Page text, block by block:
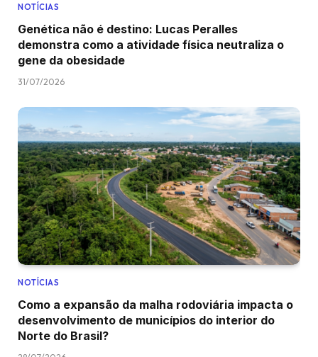
NOTÍCIAS
Genética não é destino: Lucas Peralles
demonstra como a atividade física neutraliza o
gene da obesidade
31/07/2026
NOTÍCIAS
Como a expansão da malha rodoviária impacta o
desenvolvimento de municípios do interior do
Norte do Brasil?